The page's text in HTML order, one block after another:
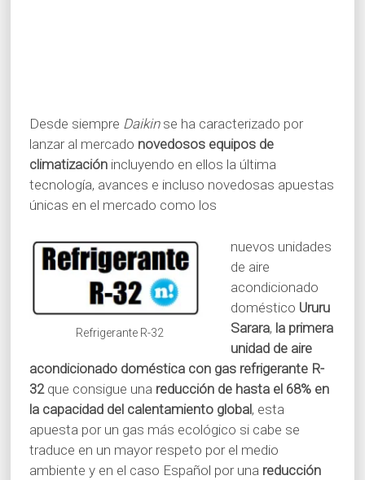
Desde siempre Daikinse ha caracterizado por
lanzar al mercado novedosos equipos de
climatizaciónincluyendo en ellos la última
tecnología, avances e incluso novedosas apuestas
únicas en el mercado como los
Refrigerante R-32
nuevos unidades
de aire
acondicionado
doméstico Ururu
Sarara, la primera
unidad de aire
acondicionado doméstica con gas refrigerante R-
32que consigue una reducción de hasta el 68% en
la capacidad del calentamiento global, esta
apuesta por un gas más ecológico si cabe se
traduce en un mayor respeto por el medio
ambiente y en el caso Español por una reducción